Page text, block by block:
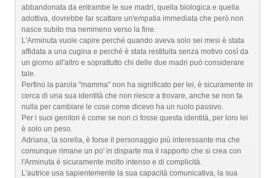
abbandonata da entrambe le sue madri, quella biologica e quella
adottiva, dovrebbe far scattare un'empatia immediata che però non
nasce subito ma nemmeno verso la fine.
L'Arminuta vuole capire perché quando aveva solo sei mesi è stata
affidata a una cugina e perché è stata restituita senza motivo così da
un giorno all'altro e soprattutto chi delle due madri può considerare
tale.
Perfino la parola "mamma" non ha significato per lei, è sicuramente in
cerca di una sua identità che non riesce a trovare, anche se non fa
nulla per cambiare le cose come dicevo ha un ruolo passivo.
Per i suoi genitori è come se non ci fosse questa identità, per loro lei
è solo un peso.
Adriana, la sorella, è forse il personaggio più interessante ma che
comunque rimane un po' in disparte ma il rapporto che si crea con
l'Arminuta è sicuramente molto intenso e di complicità.
L'autrice usa sapientemente la sua capacità comunicativa, la sua